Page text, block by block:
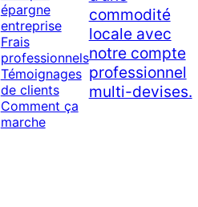
épargne
entreprise
Frais
professionnels
Témoignages
de clients
Comment ça
marche
commodité
locale avec
notre compte
professionnel
multi-devises.